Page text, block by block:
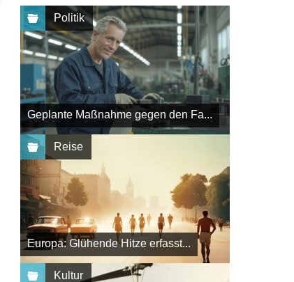
Politik
Geplante Maßnahme gegen den Fa...
Reise
Europa: Glühende Hitze erfasst...
Kultur